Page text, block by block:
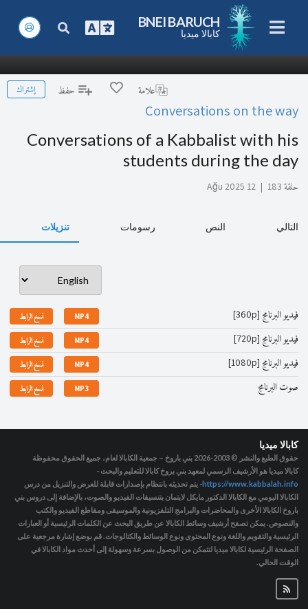
BNEI BARUCH
كابالا ميديا
علامة حفظ إشتراك
Conversations on the way
Conversations of a Kabbalist with his
students during the day
حلقة 183 |
12 Ağu 2025
التالي النص رسومات تنزيلات
فيديو البرنامج [360p] MP4 نسخ الرابط
فيديو البرنامج [720p] MP4 نسخ الرابط
فيديو البرنامج [1080p] MP4 نسخ الرابط
صوت البرنامج MP3 نسخ الرابط
كابالا ميديا
حقوق الطبع والنشر © 2003-2026
بني باروخ – جمعية الكابالا لعام، جميع الحقوق محفوظة
كابالا ميديا هو الأرشيف الرسمي لمعهد بني بروخ كابالا للتعليم والبحث -
https://www.kabbalah.info- يتم تحديثه بانتظام بإصدارات قابلة للعرض والتنزيل من درس
الكابالا اليومي مع الكابالا الدكتور مايكل لايتمان بتنسيقات الفيديو والصوت، بالإضافة إلى دروس بني
باروخ الكابالا الأخرى والمحاضرات والبرامج التلفزيونية والموسيقى ومقاطع الفيديو والكتب
والنصوص. يمكن تصفح أرشيف وسائط الكابالا عن طريق البحث عن الكلمات الرئيسية أو العبارات
الرئيسية والتقويم واللغة ونوع المحتوى ونوع الوسائط والكتالوجات. قم بوضع إشارة مرجعية على
الصفحة الرئيسية لكابالا ميديا لتتمكن من الوصول بسرعة وسهولة إلى أحدث مواد الكابالا في
الوقت الحالي.